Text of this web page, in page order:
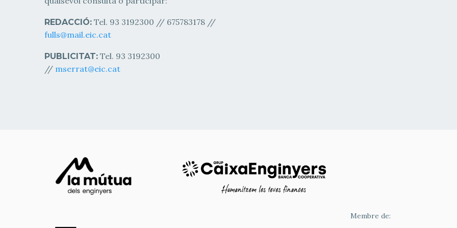
REDACCIÓ: Tel. 93 3192300 // 675783178 //
fulls@mail.eic.cat
PUBLICITAT: Tel. 93 3192300
// mserrat@eic.cat
Membre de: